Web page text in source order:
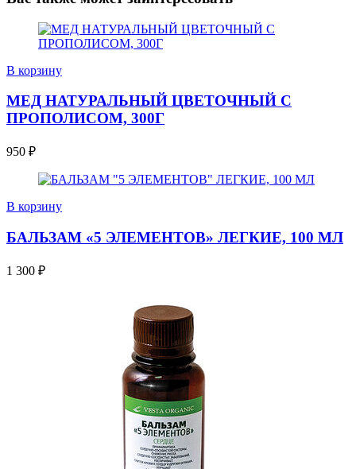
В корзину
МЕД НАТУРАЛЬНЫЙ ЦВЕТОЧНЫЙ С
ПРОПОЛИСОМ, 300Г
950 ₽
В корзину
БАЛЬЗАМ «5 ЭЛЕМЕНТОВ» ЛЕГКИЕ, 100 МЛ
1 300 ₽